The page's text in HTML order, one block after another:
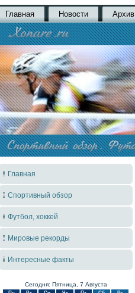
Главная Новости Архив
Главная
Спортивный обзор
Футбол, хоккей
Мировые рекорды
Интересные факты
Сегодня: Пятница, 7 Августа